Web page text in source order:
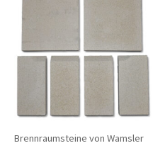
Brennraumsteine von Wamsler